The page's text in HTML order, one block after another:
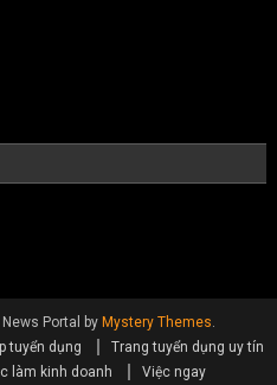
Portal by Mystery Themes.
tuyển dụng
Trang tuyển dụng uy tín
làm kinh doanh Việc ngay